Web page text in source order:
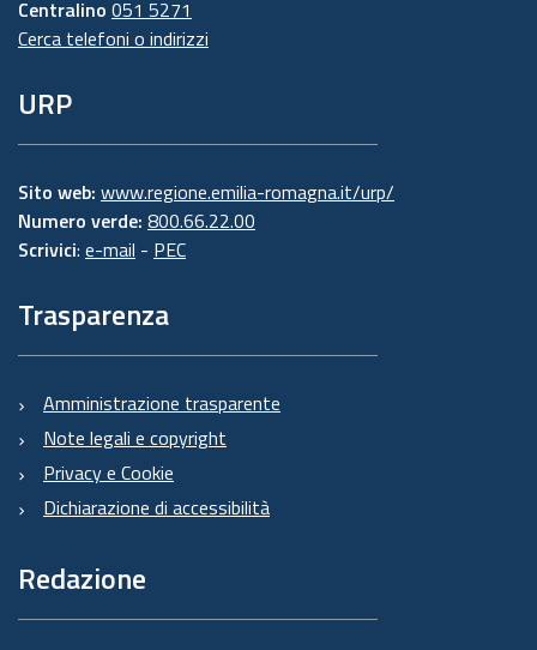
Centralino 051 5271
Cerca telefoni o indirizzi
URP
Sito web: www.regione.emilia-romagna.it/urp/
Numero verde: 800.66.22.00
Scrivici: e-mail - PEC
Trasparenza
Amministrazione trasparente
Note legali e copyright
Privacy e Cookie
Dichiarazione di accessibilità
Redazione